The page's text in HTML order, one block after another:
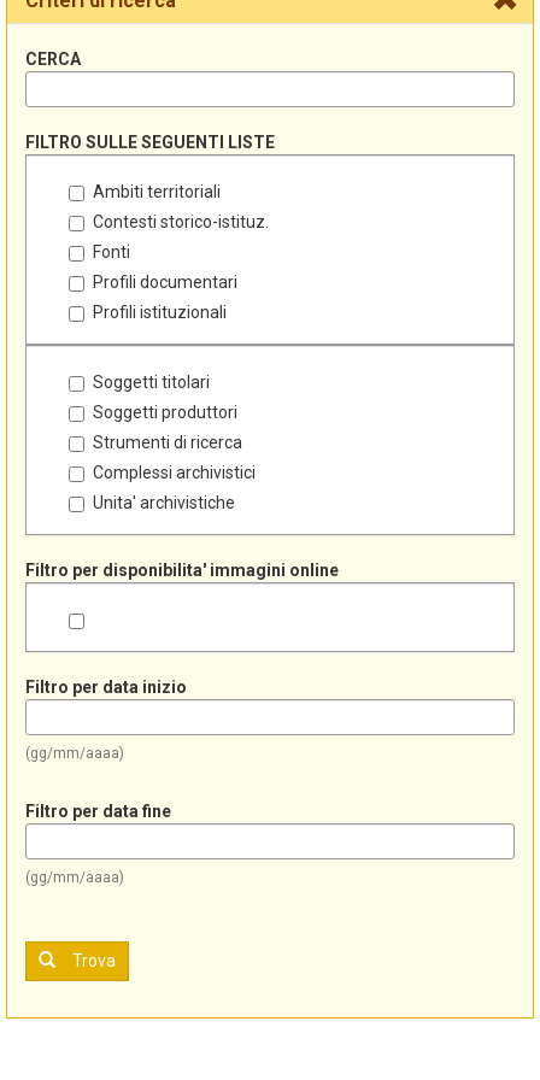
CERCA
FILTRO SULLE SEGUENTI LISTE
Ambiti territoriali
Contesti storico-istituz.
Fonti
Profili documentari
Profili istituzionali
Soggetti titolari
Soggetti produttori
Strumenti di ricerca
Complessi archivistici
Unita' archivistiche
Filtro per disponibilita' immagini online
Filtro per data inizio
(gg/mm/aaaa)
Filtro per data fine
(gg/mm/aaaa)
Trova